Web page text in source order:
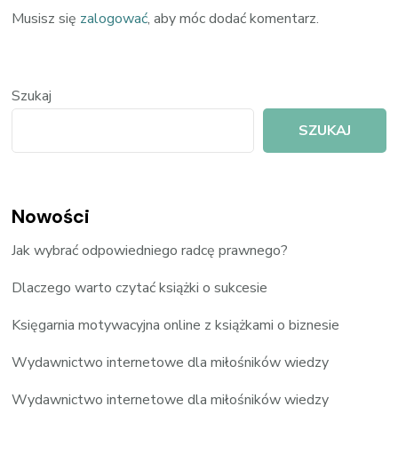
Musisz się zalogować, aby móc dodać komentarz.
Szukaj
SZUKAJ
Nowości
Jak wybrać odpowiedniego radcę prawnego?
Dlaczego warto czytać książki o sukcesie
Księgarnia motywacyjna online z książkami o biznesie
Wydawnictwo internetowe dla miłośników wiedzy
Wydawnictwo internetowe dla miłośników wiedzy